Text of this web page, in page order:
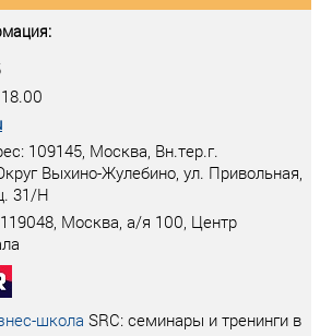
109145, Москва, Вн.тер.г.
Выхино-Жулебино, ул. Привольная,
31/Н
119048, Москва, а/я 100, Центр
школа SRC: семинары и тренинги в